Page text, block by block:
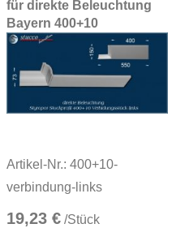
für direkte Beleuchtung
Bayern 400+10
Artikel-Nr.: 400+10-
verbindung-links
19,23 € /Stück